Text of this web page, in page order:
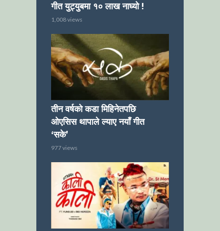
गीत युट्युबमा १० लाख नाघ्यो !
1,008 views
तीन वर्षको कडा मिहिनेतपछि
ओएसिस थापाले ल्याए नयाँ गीत
‘सके’
977 views